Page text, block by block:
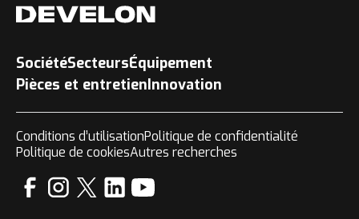
SociétéSecteursÉquipement
Pièces et entretienInnovation
Conditions d’utilisationPolitique de confidentialité
Politique de cookiesAutres recherches